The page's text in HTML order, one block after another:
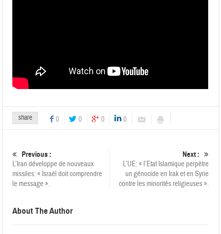
share 0 0 0 0
Previous :
L’Iran développe de nouveaux
missiles: « Israël doit comprendre
le message ».
Next :
L’UE: « l’Etat Islamique perpètre
un génocide en Irak et en Syrie
contre les minorités religieuses ».
About The Author